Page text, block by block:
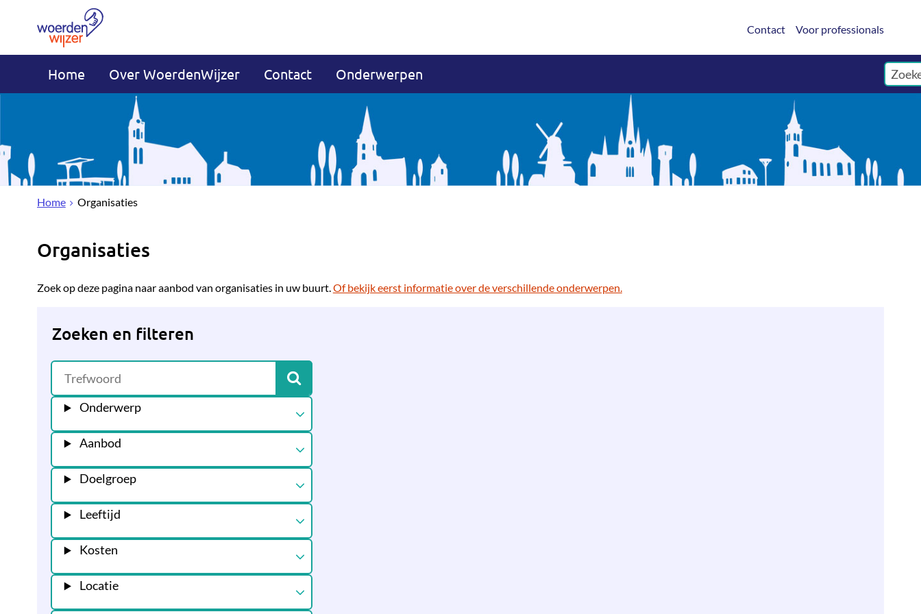
Contact Voor professionals
Home Over WoerdenWijzer Contact Onderwerpen
Home Organisaties
Organisaties
Zoek op deze pagina naar aanbod van organisaties in uw buurt.Of bekijk eerst informatie over de verschillende onderwerpen.
Zoeken en filteren
Onderwerp
Aanbod
Doelgroep
Leeftijd
Kosten
Locatie